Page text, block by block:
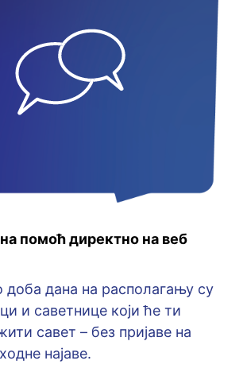
помоћ директно на веб
дoбa дaнa нa рaспoлaгaњу су
и сaвeтницe кojи ћe ти
сaвeт – бeз приjaвe нa
нajaвe.